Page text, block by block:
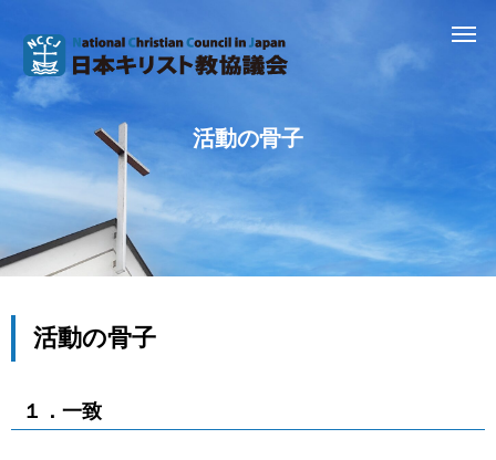
活動の骨子
活動の骨子
１．一致